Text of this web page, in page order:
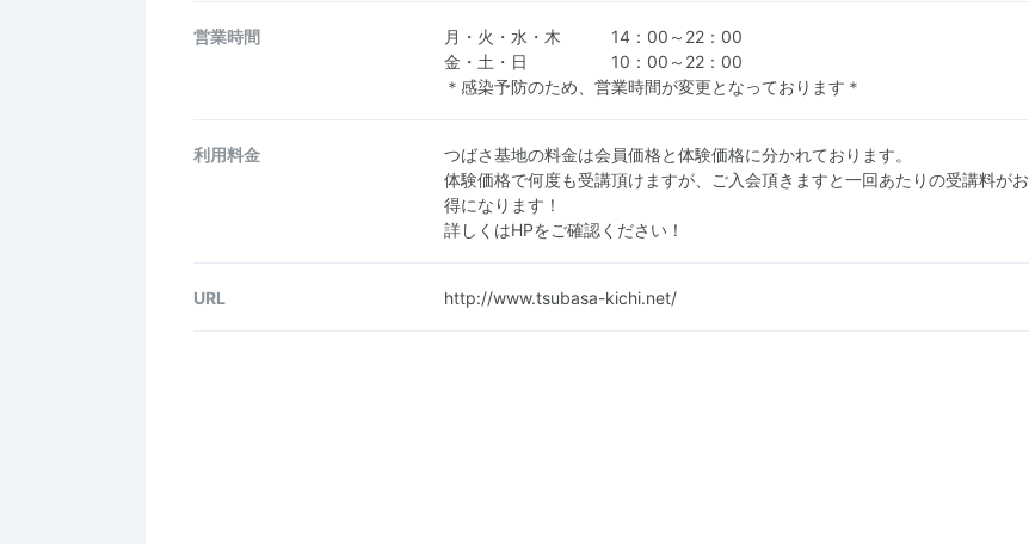
営業時間
月・火・水・木 14：00～22：00
金・土・日 10：00～22：00
＊感染予防のため、営業時間が変更となっております＊
利用料金
つばさ基地の料金は会員価格と体験価格に分かれております。
体験価格で何度も受講頂けますが、ご入会頂きますと一回あたりの受講料がお
得になります！
詳しくはHPをご確認ください！
URL http://www.tsubasa-kichi.net/